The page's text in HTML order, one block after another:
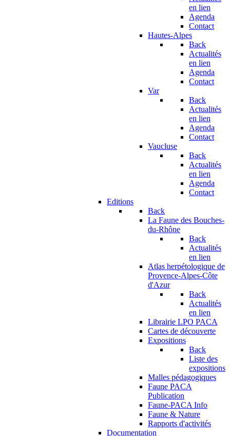
en lien
Agenda
Contact
Hautes-Alpes
Back
Actualités
en lien
Agenda
Contact
Var
Back
Actualités
en lien
Agenda
Contact
Vaucluse
Back
Actualités
en lien
Agenda
Contact
Editions
Back
La Faune des Bouches-
du-Rhône
Back
Actualités
en lien
Atlas herpétologique de
Provence-Alpes-Côte
d'Azur
Back
Actualités
en lien
Librairie LPO PACA
Cartes de découverte
Expositions
Back
Liste des
expositions
Malles pédagogiques
Faune PACA
Publication
Faune-PACA Info
Faune & Nature
Rapports d'activités
Documentation